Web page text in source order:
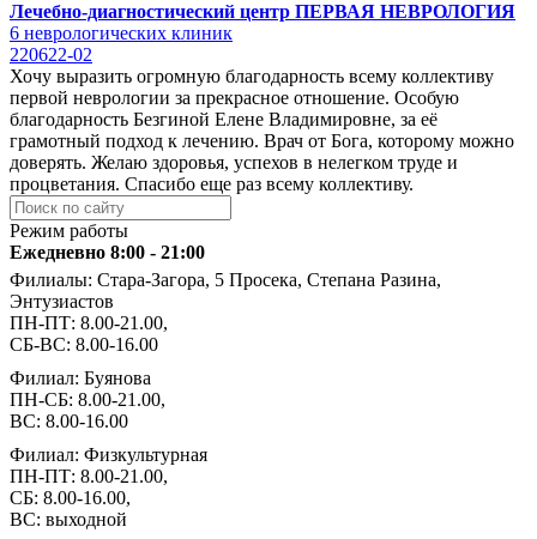
Лечебно-диагностический центр ПЕРВАЯ НЕВРОЛОГИЯ
6 неврологических клиник
220622-02
Хочу выразить огромную благодарность всему коллективу
первой неврологии за прекрасное отношение. Особую
благодарность Безгиной Елене Владимировне, за её
грамотный подход к лечению. Врач от Бога, которому можно
доверять. Желаю здоровья, успехов в нелегком труде и
процветания. Спасибо еще раз всему коллективу.
Режим работы
Ежедневно 8:00 - 21:00
Филиалы: Стара-Загора, 5 Просека, Степана Разина,
Энтузиастов
ПН-ПТ: 8.00-21.00,
СБ-ВС: 8.00-16.00
Филиал: Буянова
ПН-СБ: 8.00-21.00,
ВС: 8.00-16.00
Филиал: Физкультурная
ПН-ПТ: 8.00-21.00,
СБ: 8.00-16.00,
ВС: выходной